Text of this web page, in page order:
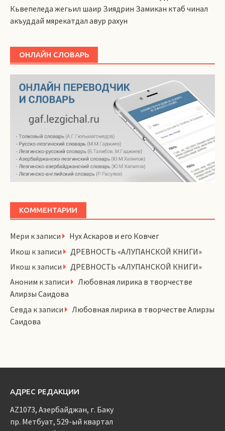
Кьвепеледа жегьил шаир Зиядрин Замикан ктаб чинал
акъуддай мярекатдал авур рахун
ОНЛАЙН СЛОВАРЬ
КОММЕНТАРИИ
Мери к записи
Нух Аскаров и его Ковчег
Икош к записи
ДРЕВНОСТЬ «АЛУПАНСКОЙ КНИГИ»
Икош к записи
ДРЕВНОСТЬ «АЛУПАНСКОЙ КНИГИ»
Аноним к записи
Любовная лирика в творчестве
Алирзы Саидова
Севда к записи
Любовная лирика в творчестве Алирзы
Саидова
АДРЕС РЕДАКЦИИ
AZ1073, Азербайджан, г. Баку
пр. Метбуат, 529-ый квартал